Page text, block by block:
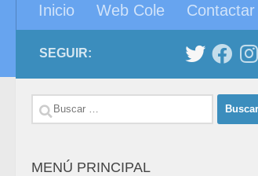
Inicio Web Cole Contactar
SEGUIR:
Buscar:
MENÚ PRINCIPAL